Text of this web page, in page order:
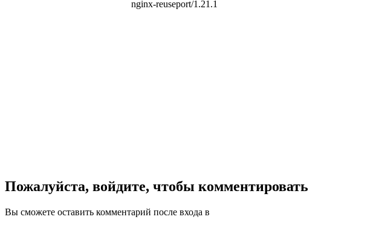
Пожалуйста, войдите, чтобы комментировать
Вы сможете оставить комментарий после входа в